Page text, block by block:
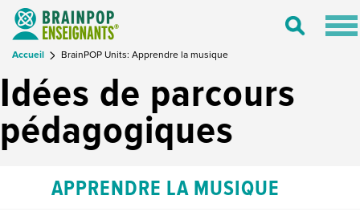
Toggle
Accueil BrainPOP Units: Apprendre la musique
Idées de parcours
pédagogiques
APPRENDRE LA MUSIQUE